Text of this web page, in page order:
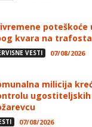
poteškoće
kvara na
VESTI 07/08/2026
milicija
07/08/2026